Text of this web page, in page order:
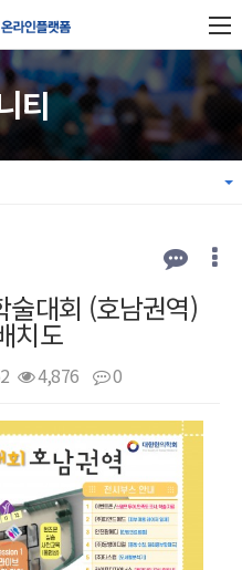
티
대회 (호남권역)
치도
4,876 0